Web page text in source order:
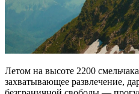
Летом на высоте 2200
захватывающее развлечение,